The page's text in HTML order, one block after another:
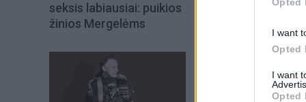
I want
Opted
I want
Opted
seksis labiausiai: puikios
žinios Mergelėms